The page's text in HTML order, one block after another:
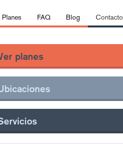
Planes FAQ Blog Contacto
planes